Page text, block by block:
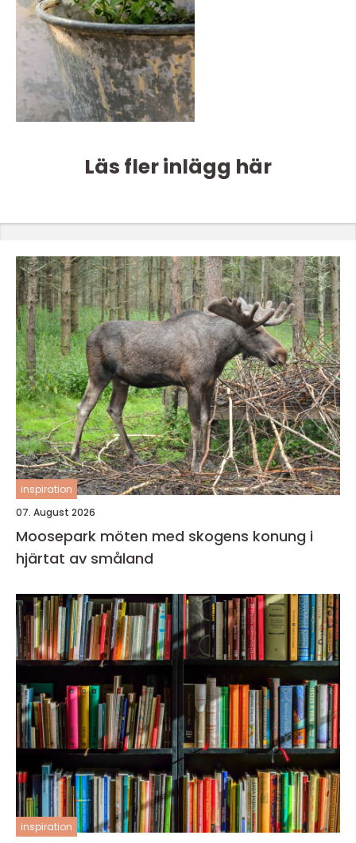
Läs fler inlägg här
inspiration
07. August 2026
Moosepark möten med skogens konung i
hjärtat av småland
inspiration